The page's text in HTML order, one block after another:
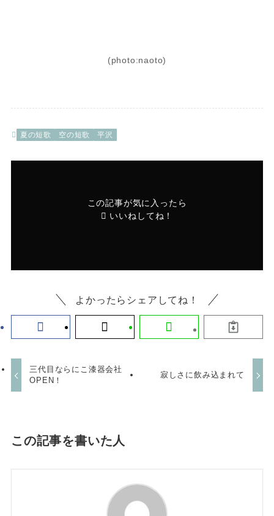
(photo:naoto)
夏の短歌 空の短歌 平沢
この記事が気に入ったら
いいねしてね！
よかったらシェアしてね！
三代目ならにこ漆器会社
OPEN！
寂しさに飲み込まれて
この記事を書いた人